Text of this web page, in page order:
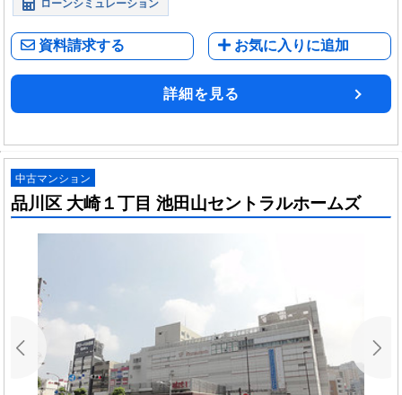
ローンシミュレーション
資料請求する お気に入りに追加
詳細を見る
中古マンション
品川区 大崎１丁目 池田山セントラルホームズ